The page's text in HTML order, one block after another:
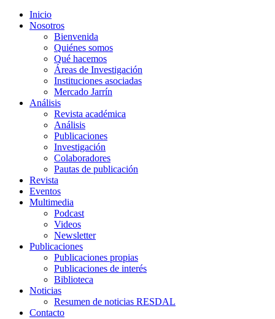
Inicio
Nosotros
Bienvenida
Quiénes somos
Qué hacemos
Áreas de Investigación
Instituciones asociadas
Mercado Jarrín
Análisis
Revista académica
Análisis
Publicaciones
Investigación
Colaboradores
Pautas de publicación
Revista
Eventos
Multimedia
Podcast
Videos
Newsletter
Publicaciones
Publicaciones propias
Publicaciones de interés
Biblioteca
Noticias
Resumen de noticias RESDAL
Contacto